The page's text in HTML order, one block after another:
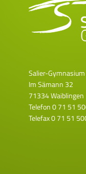
Salier-
Im Sämann 32
71334 Waiblingen
Telefon0 71 51
Telefax 0 71 51